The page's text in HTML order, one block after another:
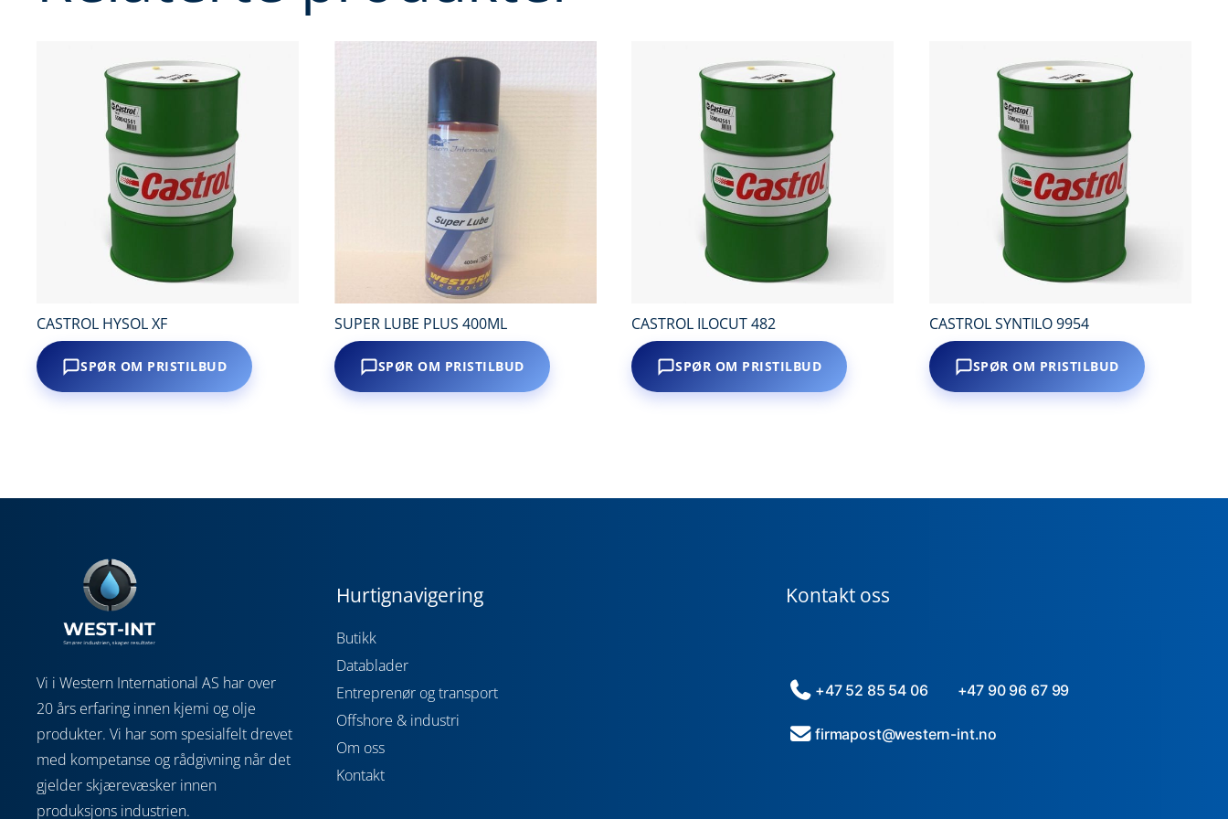
CASTROL HYSOL XF
SPØR OM PRISTILBUD
SUPER LUBE PLUS 400ML
SPØR OM PRISTILBUD
CASTROL ILOCUT 482
SPØR OM PRISTILBUD
CASTROL SYNTILO 9954
SPØR OM PRISTILBUD
Vi i Western International AS har over
20 års erfaring innen kjemi og olje
produkter. Vi har som spesialfelt drevet
med kompetanse og rådgivning når det
gjelder skjærevæsker innen
produksjons industrien.
Hurtignavigering
Butikk
Datablader
Entreprenør og transport
Offshore & industri
Om oss
Kontakt
Kontakt oss
+47 52 85 54 06 +47 90 96 67 99
firmapost@western-int.no